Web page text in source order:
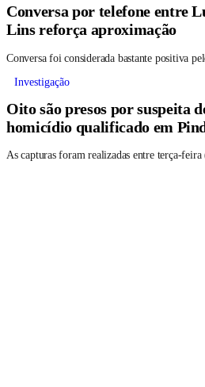
Conversa por telefone entre
Lins reforça aproximação
Conversa foi considerada bastante positiva
Investigação
Oito são presos por suspeita
homicídio qualificado em
As capturas foram realizadas entre terça-